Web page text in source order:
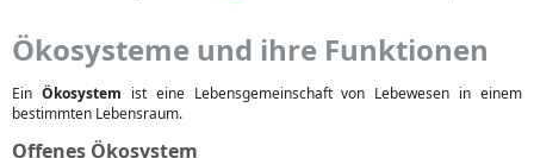
Ökosysteme und ihre Funktionen
Ein Ökosystem ist eine Lebensgemeinschaft von Lebewesen in einem
bestimmten Lebensraum.
Offenes Ökosystem